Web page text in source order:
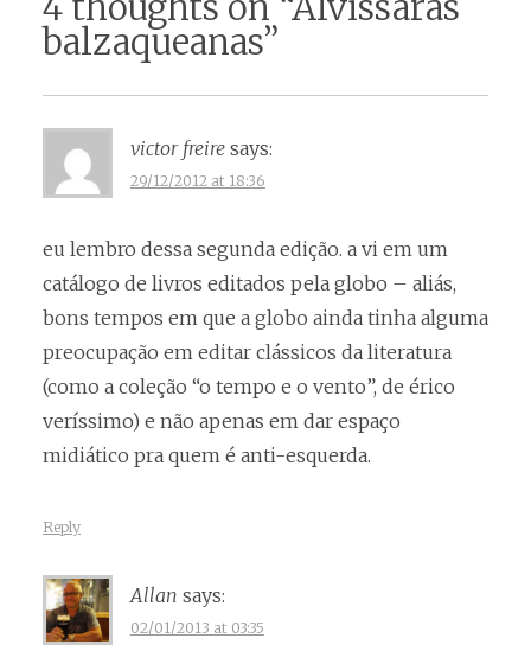
balzaqueanas”
victor freire says:
29/12/2012 at 18:36
eu lembro dessa segunda edição. a vi em um
catálogo de livros editados pela globo – aliás,
bons tempos em que a globo ainda tinha alguma
preocupação em editar clássicos da literatura
(como a coleção “o tempo e o vento”, de érico
veríssimo) e não apenas em dar espaço
midiático pra quem é anti-esquerda.
Reply
Allan says:
02/01/2013 at 03:35